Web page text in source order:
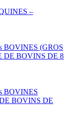
–
BOVINES (GROS
DE BOVINS DE 8
BOVINES
BOVINS DE